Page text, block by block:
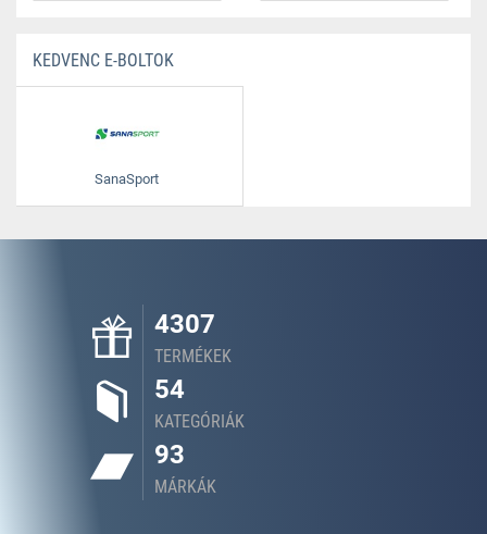
KEDVENC E-BOLTOK
SanaSport
4307
TERMÉKEK
54
KATEGÓRIÁK
93
MÁRKÁK